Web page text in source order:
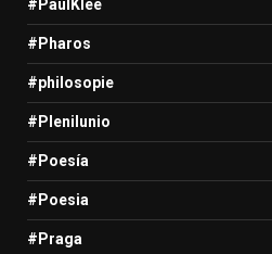
#PaulKlee
#Pharos
#philosopie
#Plenilunio
#Poesía
#Poesia
#Praga